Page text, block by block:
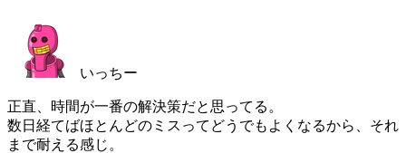
いっちー
正直、時間が一番の解決策だと思ってる。
数日経てばほとんどのミスってどうでもよくなるから、それ
まで耐える感じ。